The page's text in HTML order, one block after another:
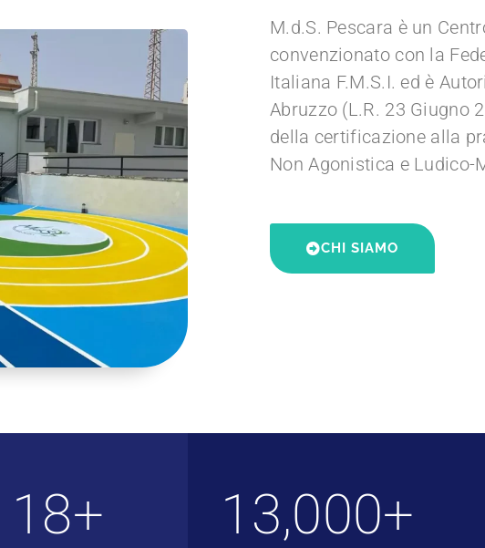
M.d.S. Pescara è un
convenzionato con la
Italiana F.M.S.I. ed è
Abruzzo (L.R. 23 Giugno
della certificazione alla
Non Agonistica e Ludico-
CHI SIAMO
18+ 13,000+